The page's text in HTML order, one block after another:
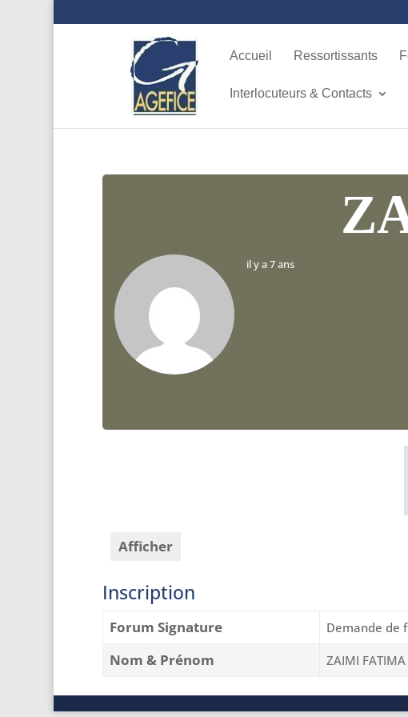
Accueil Ressortissants
Interlocuteurs & Contacts
il y a 7 ans
Afficher
Inscription
Forum Signature Demande de
Nom & Prénom ZAIMI FATIMA